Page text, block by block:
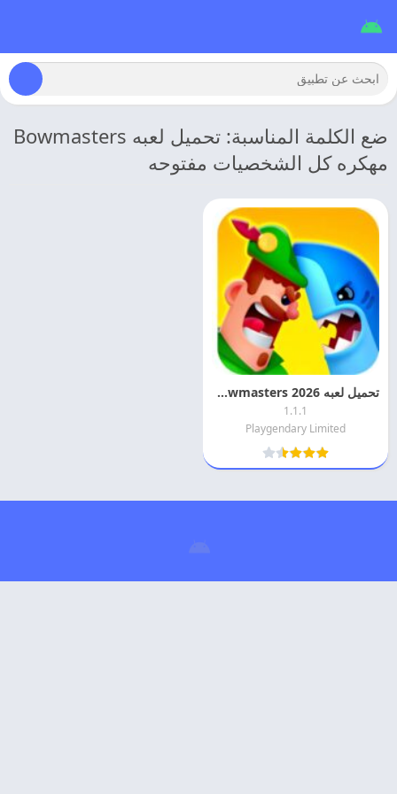
ضع الكلمة المناسبة: تحميل لعبه Bowmasters
مهكره كل الشخصيات مفتوحه
تحميل لعبه 2026 Ultimate Bowmasters مهكره اخر اصدار مجانا
1.1.1
Playgendary Limited